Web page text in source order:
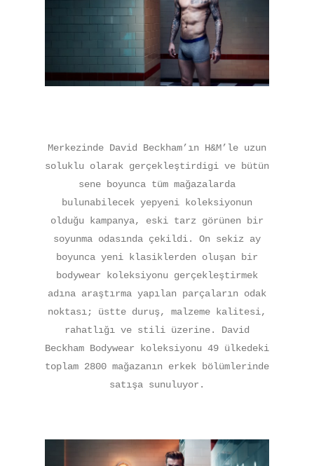
Merkezinde David Beckham’ın H&M’le uzun
soluklu olarak gerçekleştirdigi ve bütün
sene boyunca tüm mağazalarda
bulunabilecek yepyeni koleksiyonun
olduğu kampanya, eski tarz görünen bir
soyunma odasında çekildi. On sekiz ay
boyunca yeni klasiklerden oluşan bir
bodywear koleksiyonu gerçekleştirmek
adına araştırma yapılan parçaların odak
noktası; üstte duruş, malzeme kalitesi,
rahatlığı ve stili üzerine. David
Beckham Bodywear koleksiyonu 49 ülkedeki
toplam 2800 mağazanın erkek bölümlerinde
satışa sunuluyor.